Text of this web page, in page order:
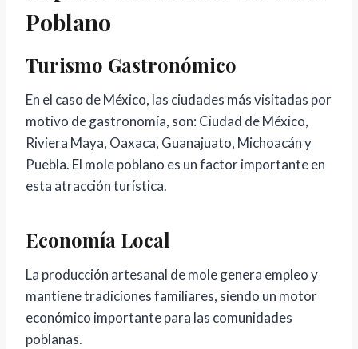
Poblano
Turismo Gastronómico
En el caso de México, las ciudades más visitadas por
motivo de gastronomía, son: Ciudad de México,
Riviera Maya, Oaxaca, Guanajuato, Michoacán y
Puebla. El mole poblano es un factor importante en
esta atracción turística.
Economía Local
La producción artesanal de mole genera empleo y
mantiene tradiciones familiares, siendo un motor
económico importante para las comunidades
poblanas.